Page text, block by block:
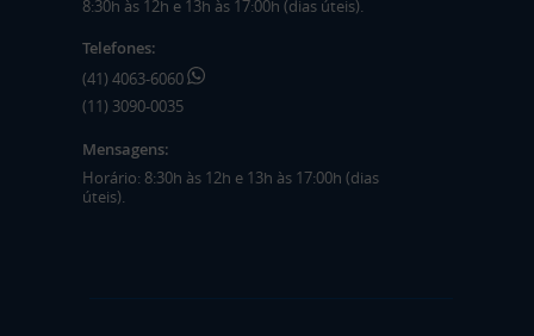
8:30h às 12h e 13h às 17:00h (dias úteis).
Telefones:
(41) 4063-6060
(11) 3090-0035
Mensagens:
Horário: 8:30h às 12h e 13h às 17:00h (dias
úteis).